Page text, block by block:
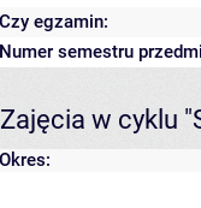
Czy egzamin:
Numer semestru
Zajęcia w cyklu
Okres: